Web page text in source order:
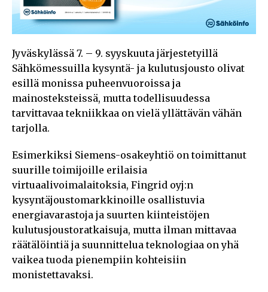
Jyväskylässä 7. – 9. syyskuuta järjestetyillä
Sähkömessuilla kysyntä- ja kulutusjousto olivat
esillä monissa puheenvuoroissa ja
mainosteksteissä, mutta todellisuudessa
tarvittavaa tekniikkaa on vielä yllättävän vähän
tarjolla.
Esimerkiksi Siemens-osakeyhtiö on toimittanut
suurille toimijoille erilaisia
virtuaalivoimalaitoksia, Fingrid oyj:n
kysyntäjoustomarkkinoille osallistuvia
energiavarastoja ja suurten kiinteistöjen
kulutusjoustoratkaisuja, mutta ilman mittavaa
räätälöintiä ja suunnittelua teknologiaa on yhä
vaikea tuoda pienempiin kohteisiin
monistettavaksi.